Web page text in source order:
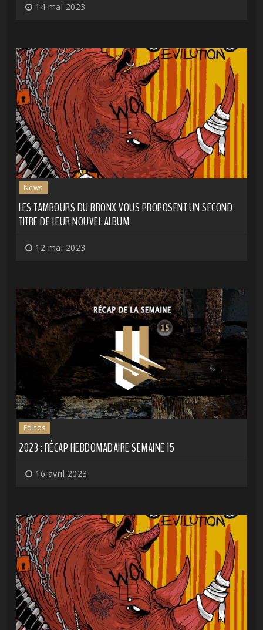
14 mai 2023
News
LES TAMBOURS DU BRONX VOUS PROPOSENT UN SECOND
TITRE DE LEUR NOUVEL ALBUM
12 mai 2023
Editos
2023 : RÉCAP HEBDOMADAIRE SEMAINE 15
16 avril 2023